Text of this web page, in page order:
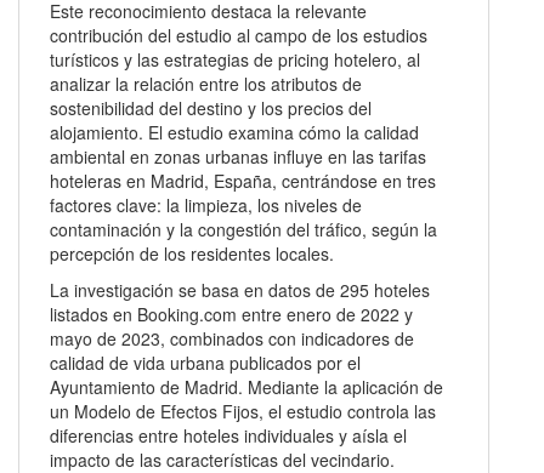
Este reconocimiento destaca la relevante
contribución del estudio al campo de los estudios
turísticos y las estrategias de pricing hotelero, al
analizar la relación entre los atributos de
sostenibilidad del destino y los precios del
alojamiento. El estudio examina cómo la calidad
ambiental en zonas urbanas influye en las tarifas
hoteleras en Madrid, España, centrándose en tres
factores clave: la limpieza, los niveles de
contaminación y la congestión del tráfico, según la
percepción de los residentes locales.
La investigación se basa en datos de 295 hoteles
listados en Booking.com entre enero de 2022 y
mayo de 2023, combinados con indicadores de
calidad de vida urbana publicados por el
Ayuntamiento de Madrid. Mediante la aplicación de
un Modelo de Efectos Fijos, el estudio controla las
diferencias entre hoteles individuales y aísla el
impacto de las características del vecindario.